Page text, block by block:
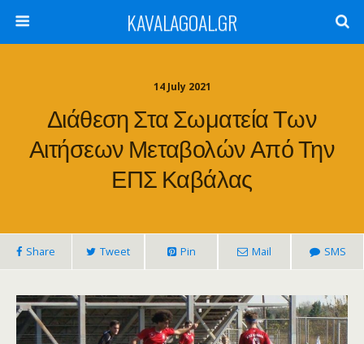
KAVALAGOAL.GR
14 July 2021
Διάθεση Στα Σωματεία Των
Αιτήσεων Μεταβολών Από Την
ΕΠΣ Καβάλας
Share Tweet Pin Mail SMS